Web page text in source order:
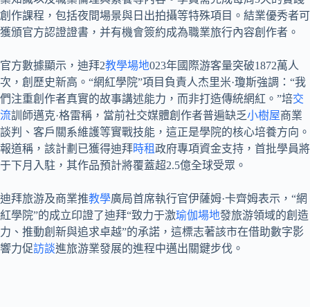
創作課程，包括夜間場景與日出拍攝等特殊項目。結業優秀者可
獲頒官方認證證書，并有機會簽約成為職業旅行內容創作者。
官方數據顯示，迪拜2教學場地023年國際游客量突破1872萬人
次，創歷史新高。“網紅學院”項目負責人杰里米·瓊斯強調：“我
們注重創作者真實的故事講述能力，而非打造傳統網紅。”培交
流訓師邁克·格雷稱，當前社交媒體創作者普遍缺乏小樹屋商業
談判、客戶關系維護等實戰技能，這正是學院的核心培養方向。
報道稱，該計劃已獲得迪拜時租政府專項資金支持，首批學員將
于下月入駐，其作品預計將覆蓋超2.5億全球受眾。
迪拜旅游及商業推教學廣局首席執行官伊薩姆·卡齊姆表示，“網
紅學院”的成立印證了迪拜“致力于激瑜伽場地發旅游領域的創造
力、推動創新與追求卓越”的承諾，這標志著該市在借助數字影
響力促訪談進旅游業發展的進程中邁出關鍵步伐。